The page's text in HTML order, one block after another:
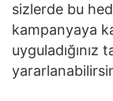
sizlerde bu
kampanyaya